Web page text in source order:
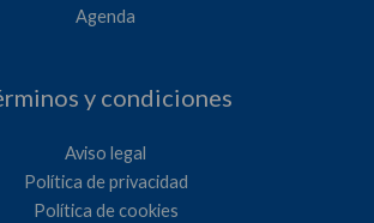
Agenda
y condiciones
Aviso legal
Política de privacidad
Política de cookies